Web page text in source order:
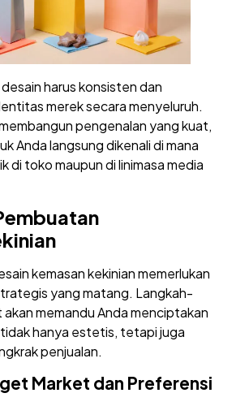
harus konsisten dan
merek secara menyeluruh.
pengenalan yang kuat,
Anda langsung dikenali di mana
di toko maupun di linimasa media
kemasan kekinian memerlukan
yang matang. Langkah-
memandu Anda menciptakan
hanya estetis, tetapi juga
penjualan.
Market dan Preferensi